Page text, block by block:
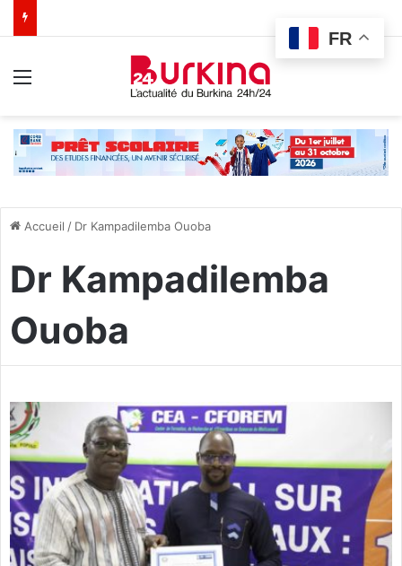
Accueil / Dr Kampadilemba Ouoba
Dr Kampadilemba
Ouoba
FR